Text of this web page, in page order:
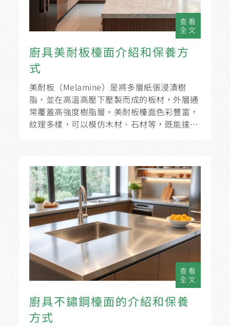
查看
全文
廚具美耐板檯面介紹和保養方
式
美耐板（Melamine）是將多層紙張浸漬樹
脂，並在高溫高壓下壓製而成的板材，外層通
常覆蓋高強度樹脂層。美耐板檯面色彩豐富，
紋理多樣，可以模仿木材、石材等，既能達到
查看
全文
廚具不鏽鋼檯面的介紹和保養
方式